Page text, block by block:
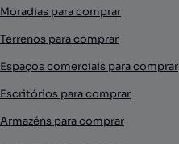
Moradias para comprar
Terrenos para comprar
Espaços comerciais para comprar
Escritórios para comprar
Armazéns para comprar